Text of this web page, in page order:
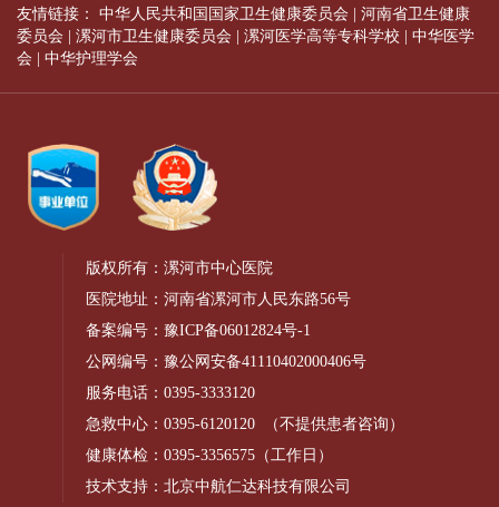
友情链接： 中华人民共和国国家卫生健康委员会 | 河南省卫生健康
委员会 | 漯河市卫生健康委员会 | 漯河医学高等专科学校 | 中华医学
会 | 中华护理学会
版权所有：漯河市中心医院
医院地址：河南省漯河市人民东路56号
备案编号： 豫ICP备06012824号-1
公网编号： 豫公网安备41110402000406号
服务电话： 0395-3333120
急救中心： 0395-6120120
（不提供患者咨询）
健康体检： 0395-3356575 （工作日）
技术支持：北京中航仁达科技有限公司